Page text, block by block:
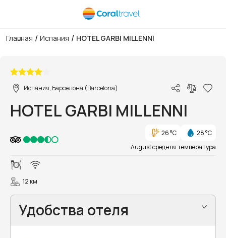
Главная / Испания / HOTEL GARBI MILLENNI
Испания, Барселона (Barcelona)
HOTEL GARBI MILLENNI
26 °C
28 °C
August средняя температура
12 км
Удобства отеля